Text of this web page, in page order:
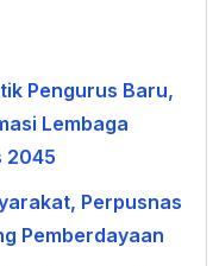
Pengurus Baru,
Lembaga
2045
Perpusnas
Pemberdayaan